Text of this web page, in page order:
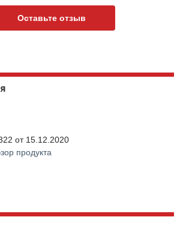
Оставьте отзыв
от 15.12.2020
продукта